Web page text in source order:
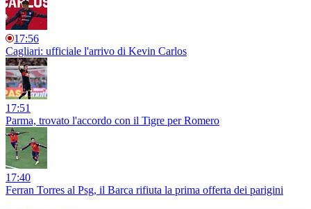
17:56
Cagliari: ufficiale l'arrivo di Kevin Carlos
17:51
Parma, trovato l'accordo con il Tigre per Romero
17:40
Ferran Torres al Psg, il Barca rifiuta la prima offerta dei parigini